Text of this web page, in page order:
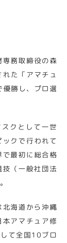
務取締役の森
た「アマチュ
勝し、プロ選
クとして一世
クで行われて
最初に総合格
（一般社団法
海道から沖縄
アマチュア修
て全国10ブロ